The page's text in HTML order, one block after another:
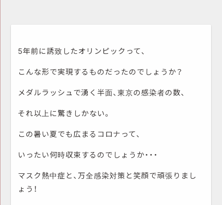
5年前に誘致したオリンピックって、
こんな形で実現するものだったのでしょうか？
メダルラッシュで湧く半面、東京の感染者の数、
それ以上に驚きしかない。
この暑い夏でも広まるコロナって、
いったい何時収束するのでしょうか・・・
マスク熱中症と、万全感染対策と笑顔で頑張りまし
ょう！